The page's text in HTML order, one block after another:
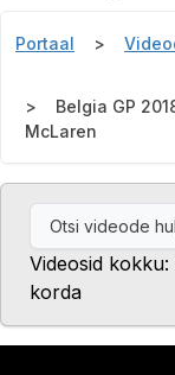
Portaal
Belgia GP
McLaren
Videosid
korda